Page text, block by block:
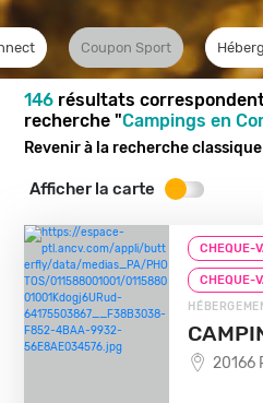
Coupon Sport
146 résultats
recherche "Campings en
Revenir à la recherche classique
Afficher la carte
CHEQUE-
CHEQUE-
20166